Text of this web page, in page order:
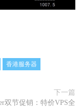
香港服务器
下一篇
双节促销：特价VPS全